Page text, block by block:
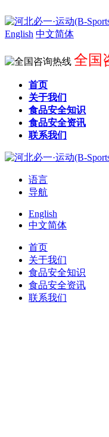
English 中文简体
全国
首页
关于我们
食品安全知识
食品安全资讯
联系我们
语言
导航
English
中文简体
首页
关于我们
食品安全知识
食品安全资讯
联系我们